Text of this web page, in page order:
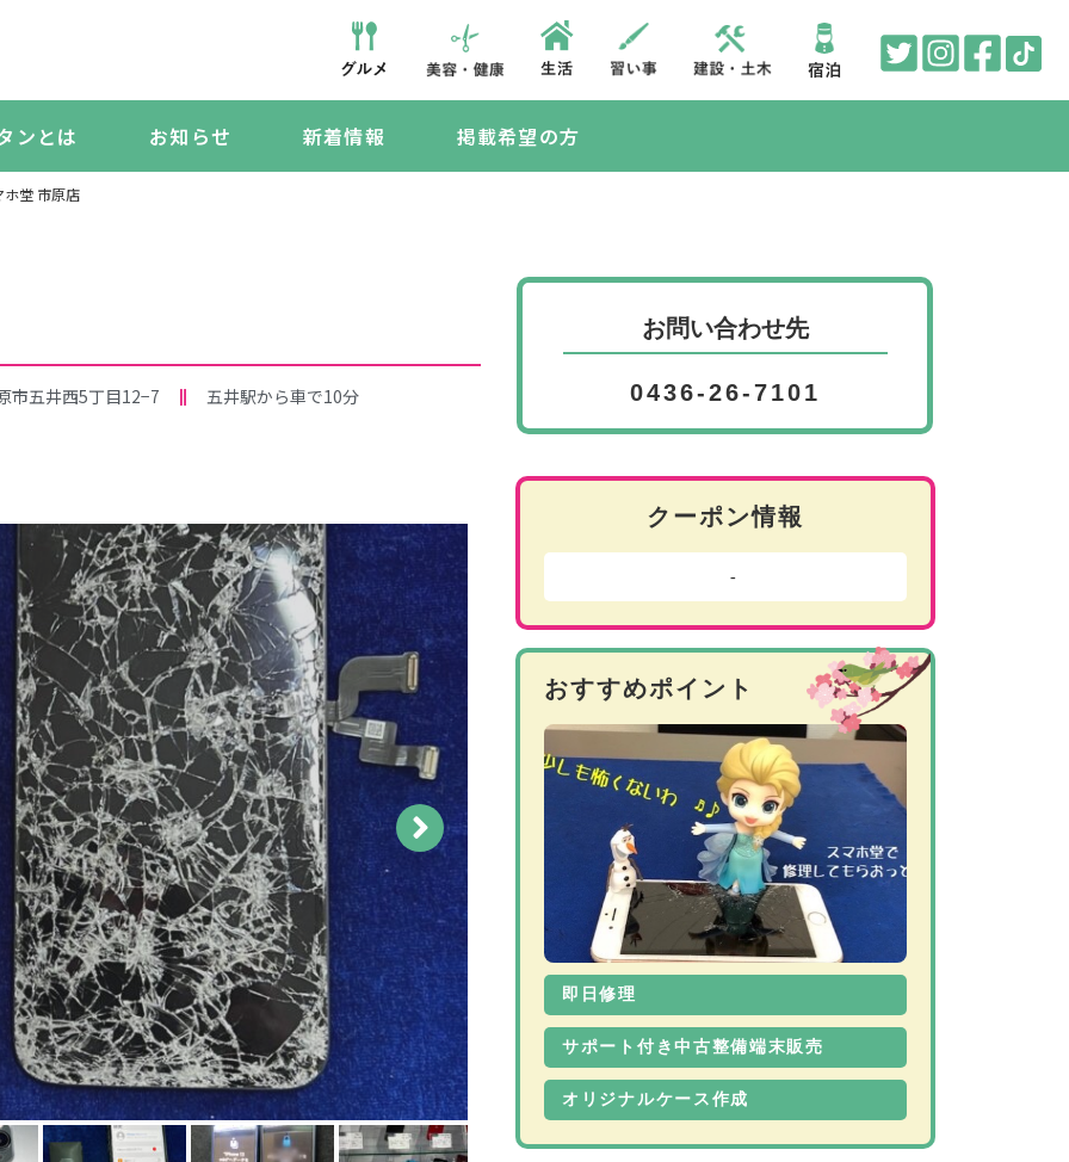
ンとは お知らせ 新着情報 掲載希望の方
ホ堂 市原店
市五井西5丁目12−7 五井駅から車で10分
お問い合わせ先
0436-26-7101
クーポン情報
-
おすすめポイント
即日修理
サポート付き中古整備端末販売
オリジナルケース作成